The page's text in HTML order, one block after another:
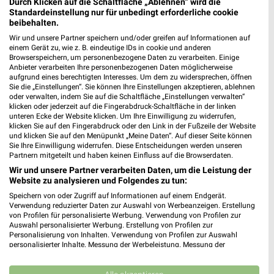
Nächste Filiale
JYSK Hagen
Becheltestraße 34
58089 Hagen
Heute geschlossen
427,16 km • Angebote: 2 Prospekte
Angebote-Kalender für JYSK in Hagen
(Stadt der FernUniversität) und
Umgebung
Aug.
03Mo 04Di 05Mi 06Do 07Fr 08
Standardeinstellung nur für unbedingt erforderliche cookie
beibehalten.
Wir und unsere Partner speichern und/oder greifen auf Informationen auf
einem Gerät zu, wie z. B. eindeutige IDs in cookie und anderen
Browserspeichern, um personenbezogene Daten zu verarbeiten. Einige
Anbieter verarbeiten Ihre personenbezogenen Daten möglicherweise
aufgrund eines berechtigten Interesses. Um dem zu widersprechen, öffnen
Sie die „Einstellungen“. Sie können Ihre Einstellungen akzeptieren, ablehnen
oder verwalten, indem Sie auf die Schaltfläche „Einstellungen verwalten“
klicken oder jederzeit auf die Fingerabdruck-Schaltfläche in der linken
unteren Ecke der Website klicken. Um Ihre Einwilligung zu widerrufen,
klicken Sie auf den Fingerabdruck oder den Link in der Fußzeile der Website
und klicken Sie auf den Menüpunkt „Meine Daten“. Auf dieser Seite können
Sie Ihre Einwilligung widerrufen. Diese Entscheidungen werden unseren
Partnern mitgeteilt und haben keinen Einfluss auf die Browserdaten.
Wir und unsere Partner verarbeiten Daten, um die Leistung der
Website zu analysieren und Folgendes zu tun:
Speichern von oder Zugriff auf Informationen auf einem Endgerät.
Verwendung reduzierter Daten zur Auswahl von Werbeanzeigen. Erstellung
von Profilen für personalisierte Werbung. Verwendung von Profilen zur
Auswahl personalisierter Werbung. Erstellung von Profilen zur
Personalisierung von Inhalten. Verwendung von Profilen zur Auswahl
personalisierter Inhalte. Messung der Werbeleistung. Messung der
Kombinationen von Daten aus verschiedenen Quellen. Entwicklung und